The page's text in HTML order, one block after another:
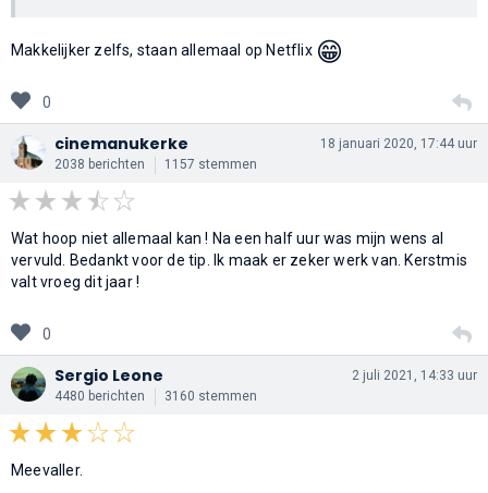
Makkelijker zelfs, staan allemaal op Netflix 😁
0
cinemanukerke
2038 berichten 1157 stemmen
18 januari 2020, 17:44 uur
Wat hoop niet allemaal kan ! Na een half uur was mijn wens al
vervuld. Bedankt voor de tip. Ik maak er zeker werk van. Kerstmis
valt vroeg dit jaar !
0
Sergio Leone
4480 berichten 3160 stemmen
2 juli 2021, 14:33 uur
Meevaller.